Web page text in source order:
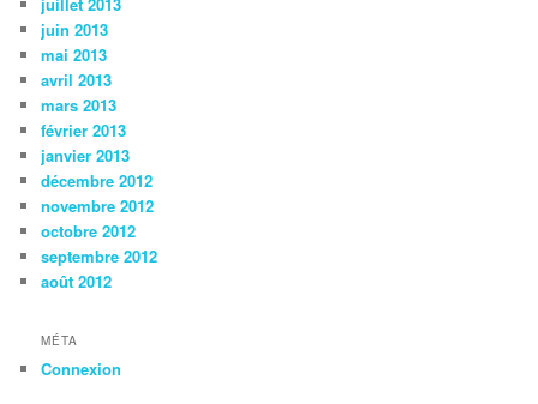
juin 2013
mai 2013
avril 2013
mars 2013
février 2013
janvier 2013
décembre 2012
novembre 2012
octobre 2012
septembre 2012
août 2012
MÉTA
Connexion